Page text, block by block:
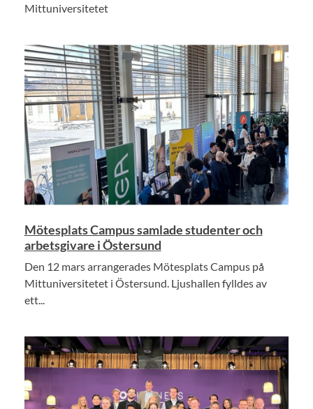
Mittuniversitetet
Mötesplats Campus samlade studenter och
arbetsgivare i Östersund
Den 12 mars arrangerades Mötesplats Campus på
Mittuniversitetet i Östersund. Ljushallen fylldes av
ett...